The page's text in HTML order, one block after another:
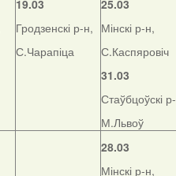
19.03
Гродзенскі р-н,
С.Чарапіца
25.03
Мінскі р-н,
С.Каспяровіч
31.03
Стаўбцоўскі
М.Львоў
28.03
Мінскі р-н,